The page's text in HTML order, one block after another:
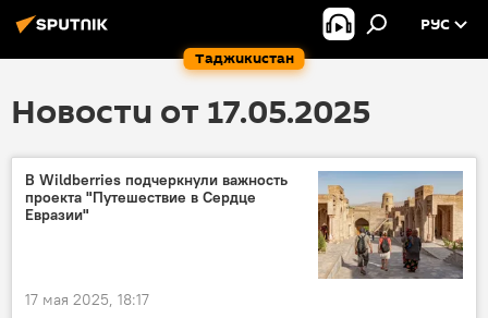
Таджикистан
РУС
Новости от 17.05.2025
В Wildberries подчеркнули важность
проекта "Путешествие в Сердце
Евразии"
17 мая 2025, 18:17